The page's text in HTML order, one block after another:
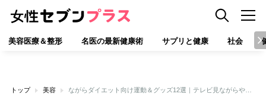
美容医療＆整形 名医の最新健康術 サプリと健康 社会
トップ 美容 ながらダイエット向け運動＆グッズ12選｜テレビ見ながらや家事中にお腹、二の腕、脚などを鍛える！